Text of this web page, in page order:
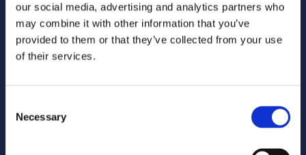
our social media, advertising and analytics partners who
may combine it with other information that you’ve
provided to them or that they’ve collected from your use
of their services.
Selection
Necessary